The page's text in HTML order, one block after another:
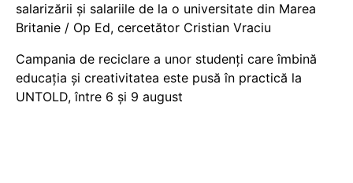
salarizării și salariile de la o universitate din Marea
Britanie / Op Ed, cercetător Cristian Vraciu
Campania de reciclare a unor studenți care îmbină
educația și creativitatea este pusă în practică la
UNTOLD, între 6 și 9 august